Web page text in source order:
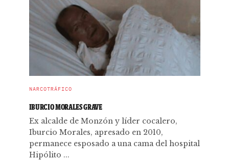
NARCOTRÁFICO
IBURCIO MORALES GRAVE
Ex alcalde de Monzón y líder cocalero,
Iburcio Morales, apresado en 2010,
permanece esposado a una cama del hospital
Hipólito ...